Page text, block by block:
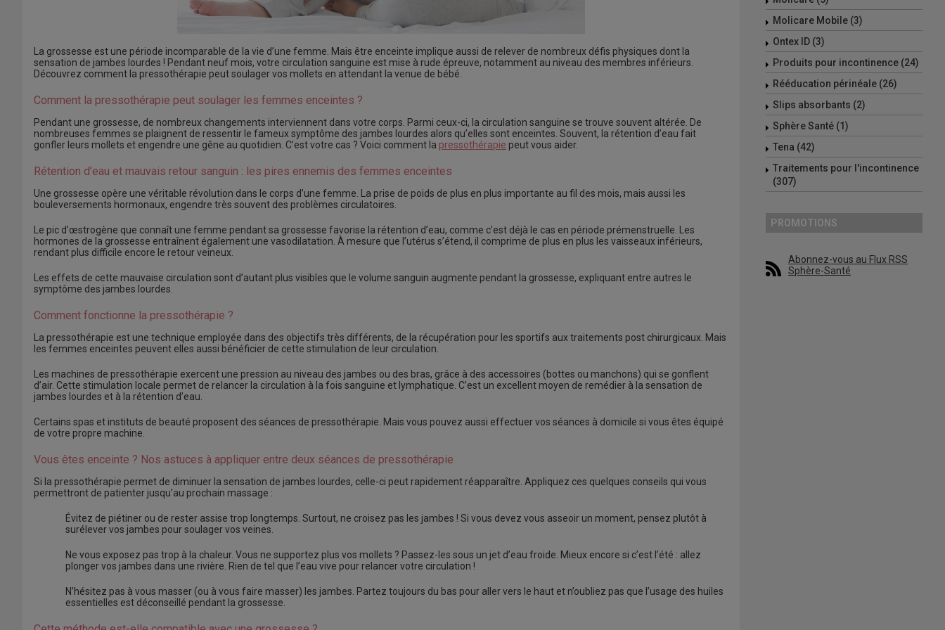
Molicare Mobile (3)
Ontex ID (3)
Produits pour incontinence (24)
Rééducation périnéale (26)
Slips absorbants (2)
Sphère Santé (1)
Tena (42)
Traitements pour l'incontinence
(307)
PROMOTIONS
Abonnez-vous au Flux RSS
Sphère-Santé
La grossesse est une période incomparable de la vie d’une femme. Mais être enceinte implique aussi de relever de nombreux défis physiques dont la
sensation de jambes lourdes ! Pendant neuf mois, votre circulation sanguine est mise à rude épreuve, notamment au niveau des membres inférieurs.
Découvrez comment la pressothérapie peut soulager vos mollets en attendant la venue de bébé.
Comment la pressothérapie peut soulager les femmes enceintes ?
Pendant une grossesse, de nombreux changements interviennent dans votre corps. Parmi ceux-ci, la circulation sanguine se trouve souvent altérée. De
nombreuses femmes se plaignent de ressentir le fameux symptôme des jambes lourdes alors qu’elles sont enceintes. Souvent, la rétention d’eau fait
gonfler leurs mollets et engendre une gêne au quotidien. C’est votre cas ? Voici comment la pressothérapie peut vous aider.
Rétention d’eau et mauvais retour sanguin : les pires ennemis des femmes enceintes
Une grossesse opère une véritable révolution dans le corps d’une femme. La prise de poids de plus en plus importante au fil des mois, mais aussi les
bouleversements hormonaux, engendre très souvent des problèmes circulatoires.
Le pic d’œstrogène que connaît une femme pendant sa grossesse favorise la rétention d’eau, comme c’est déjà le cas en période prémenstruelle. Les
hormones de la grossesse entraînent également une vasodilatation. À mesure que l’utérus s’étend, il comprime de plus en plus les vaisseaux inférieurs,
rendant plus difficile encore le retour veineux.
Les effets de cette mauvaise circulation sont d’autant plus visibles que le volume sanguin augmente pendant la grossesse, expliquant entre autres le
symptôme des jambes lourdes.
Comment fonctionne la pressothérapie ?
La pressothérapie est une technique employée dans des objectifs très différents, de la récupération pour les sportifs aux traitements post chirurgicaux. Mais
les femmes enceintes peuvent elles aussi bénéficier de cette stimulation de leur circulation.
Les machines de pressothérapie exercent une pression au niveau des jambes ou des bras, grâce à des accessoires (bottes ou manchons) qui se gonflent
d’air. Cette stimulation locale permet de relancer la circulation à la fois sanguine et lymphatique. C’est un excellent moyen de remédier à la sensation de
jambes lourdes et à la rétention d’eau.
Certains spas et instituts de beauté proposent des séances de pressothérapie. Mais vous pouvez aussi effectuer vos séances à domicile si vous êtes équipé
de votre propre machine.
Vous êtes enceinte ? Nos astuces à appliquer entre deux séances de pressothérapie
Si la pressothérapie permet de diminuer la sensation de jambes lourdes, celle-ci peut rapidement réapparaître. Appliquez ces quelques conseils qui vous
permettront de patienter jusqu’au prochain massage :
Évitez de piétiner ou de rester assise trop longtemps. Surtout, ne croisez pas les jambes ! Si vous devez vous asseoir un moment, pensez plutôt à
surélever vos jambes pour soulager vos veines.
Ne vous exposez pas trop à la chaleur. Vous ne supportez plus vos mollets ? Passez-les sous un jet d’eau froide. Mieux encore si c’est l’été : allez
plonger vos jambes dans une rivière. Rien de tel que l’eau vive pour relancer votre circulation !
N’hésitez pas à vous masser (ou à vous faire masser) les jambes. Partez toujours du bas pour aller vers le haut et n’oubliez pas que l’usage des huiles
essentielles est déconseillé pendant la grossesse.